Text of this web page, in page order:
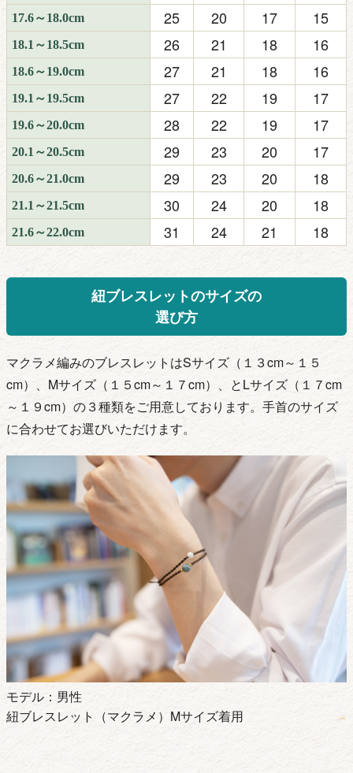
17.6～18.0cm 25 20 17 15
18.1～18.5cm 26 21 18 16
18.6～19.0cm 27 21 18 16
19.1～19.5cm 27 22 19 17
19.6～20.0cm 28 22 19 17
20.1～20.5cm 29 23 20 17
20.6～21.0cm 29 23 20 18
21.1～21.5cm 30 24 20 18
21.6～22.0cm 31 24 21 18
紐ブレスレットのサイズの
選び方
マクラメ編みのブレスレットはSサイズ（１３cm～１５
cm）、Mサイズ（１５cm～１７cm）、とLサイズ（１７cm
～１９cm）の３種類をご用意しております。手首のサイズ
に合わせてお選びいただけます。
モデル：男性
紐ブレスレット（マクラメ）Mサイズ着用